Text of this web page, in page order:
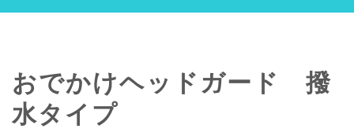
おでかけヘッドガード 撥
水タイプ